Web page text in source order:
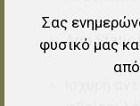
Anti Static
Σας
φυσικό μας